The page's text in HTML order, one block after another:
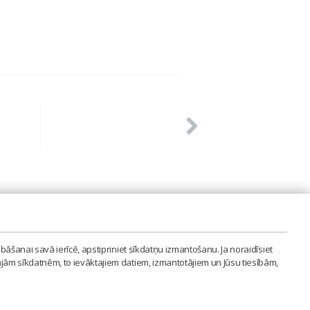
savā ierīcē, apstipriniet sīkdatņu izmantošanu. Ja noraidīsiet
sīkdatnēm, to ievāktajiem datiem, izmantotājiem un Jūsu tiesībām,